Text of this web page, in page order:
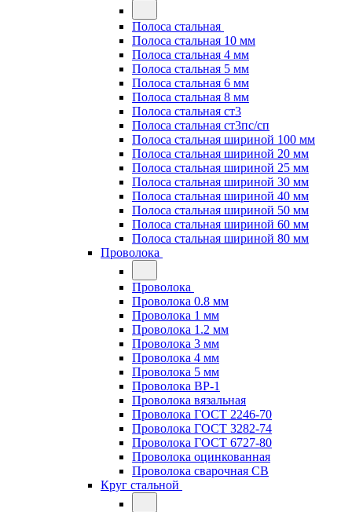
Полоса стальная
Полоса стальная 10 мм
Полоса стальная 4 мм
Полоса стальная 5 мм
Полоса стальная 6 мм
Полоса стальная 8 мм
Полоса стальная ст3
Полоса стальная ст3пс/сп
Полоса стальная шириной 100 мм
Полоса стальная шириной 20 мм
Полоса стальная шириной 25 мм
Полоса стальная шириной 30 мм
Полоса стальная шириной 40 мм
Полоса стальная шириной 50 мм
Полоса стальная шириной 60 мм
Полоса стальная шириной 80 мм
Проволока
Проволока
Проволока 0.8 мм
Проволока 1 мм
Проволока 1.2 мм
Проволока 3 мм
Проволока 4 мм
Проволока 5 мм
Проволока ВР-1
Проволока вязальная
Проволока ГОСТ 2246-70
Проволока ГОСТ 3282-74
Проволока ГОСТ 6727-80
Проволока оцинкованная
Проволока сварочная СВ
Круг стальной